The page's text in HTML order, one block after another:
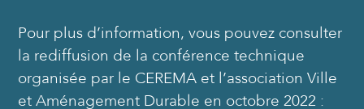
Pour plus d’information, vous pouvez consulter
la rediffusion de la conférence technique
organisée par le CEREMA et l’association Ville
et Aménagement Durable en octobre 2022 :